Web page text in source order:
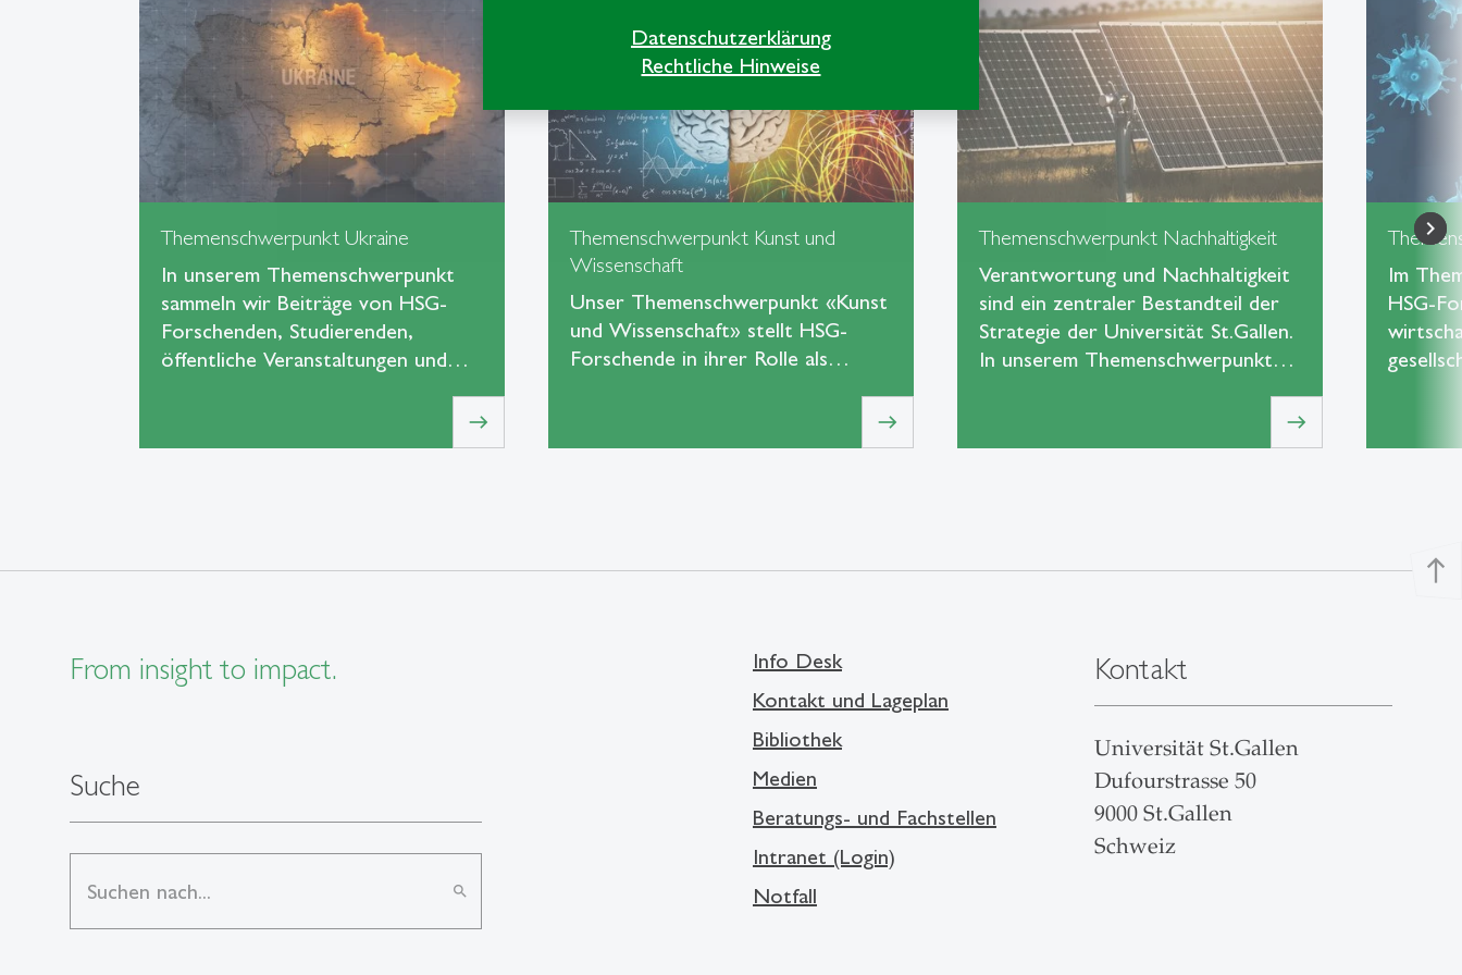
Datenschutzerklärung
Rechtliche Hinweise
Themenschwerpunkt Ukraine
In unserem Themenschwerpunkt
sammeln wir Beiträge von HSG-
Forschenden, Studierenden,
öffentliche Veranstaltungen und…
east
Themenschwerpunkt Kunst und
Wissenschaft
Unser Themenschwerpunkt «Kunst
und Wissenschaft» stellt HSG-
Forschende in ihrer Rolle als…
east
Themenschwerpunkt Nachhaltigkeit
Verantwortung und Nachhaltigkeit
sind ein zentraler Bestandteil der
Strategie der Universität St.Gallen.
In unserem Themenschwerpunkt…
east
Im
HSG-
north
From insight to impact.
Suche
search
Info Desk
Kontakt und Lageplan
Bibliothek
Medien
Beratungs- und Fachstellen
Intranet (Login)
Notfall
Kontakt
Universität St.Gallen
Dufourstrasse 50
9000 St.Gallen
Schweiz